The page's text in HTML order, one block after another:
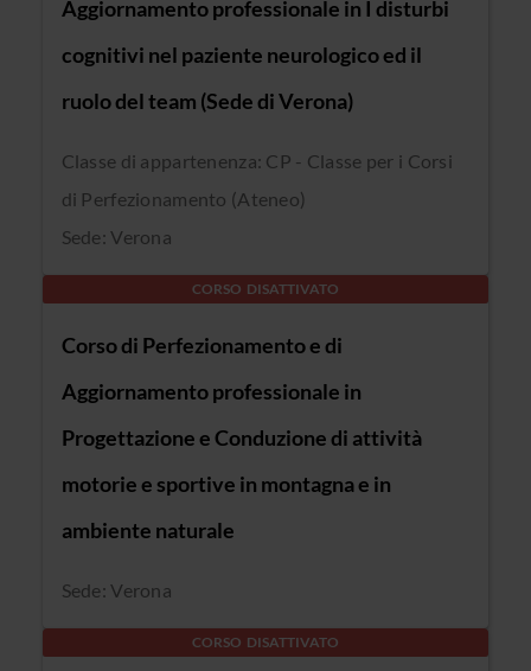
Aggiornamento professionale in I disturbi
cognitivi nel paziente neurologico ed il
ruolo del team (Sede di Verona)
Classe di appartenenza: CP - Classe per i Corsi
di Perfezionamento (Ateneo)
Sede: Verona
CORSO DISATTIVATO
Corso di Perfezionamento e di
Aggiornamento professionale in
Progettazione e Conduzione di attività
motorie e sportive in montagna e in
ambiente naturale
Sede: Verona
CORSO DISATTIVATO